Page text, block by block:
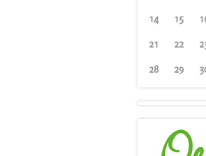
14 15
21 22
28 29